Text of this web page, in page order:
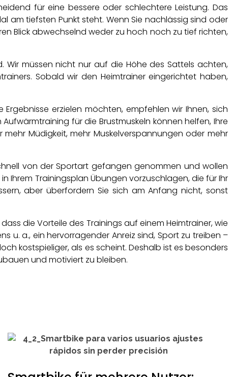
für eine bessere oder schlechtere Leistung. Das
am tiefsten Punkt steht. Wenn Sie nachlässig sind oder
Blick abwechselnd weder zu hoch noch zu tief richten,
Wir müssen nicht nur auf die Höhe des Sattels achten,
Sobald wir den Heimtrainer eingerichtet haben,
erzielen möchten, empfehlen wir Ihnen, sich
für die Brustmuskeln können helfen, Ihre
Müdigkeit, mehr Muskelverspannungen oder mehr
von der Sportart gefangen genommen und wollen
Ihrem Trainingsplan Übungen vorzuschlagen, die für Ihr
aber überfordern Sie sich am Anfang nicht, sonst
die Vorteile des Trainings auf einem Heimtrainer, wie
u. a., ein hervorragender Anreiz sind, Sport zu treiben –
kostspieliger, als es scheint. Deshalb ist es besonders
und motiviert zu bleiben.